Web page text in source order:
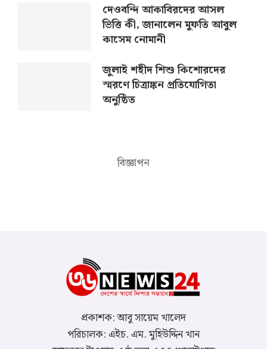
দেওবন্দি আকাবিরদের আসল
ভিত্তি কী, জানালেন মুফতি আবুল
কাসেম নোমানী
জুলাই শহীদ শিশু কিশোরদের
স্মরণে চিত্রাঙ্কন প্রতিযোগিতা
অনুষ্ঠিত
বিজ্ঞাপন
প্রকাশক: আবু সায়েম খালেদ
পরিচালক: এইচ. এম. মুহিউদ্দিন খান